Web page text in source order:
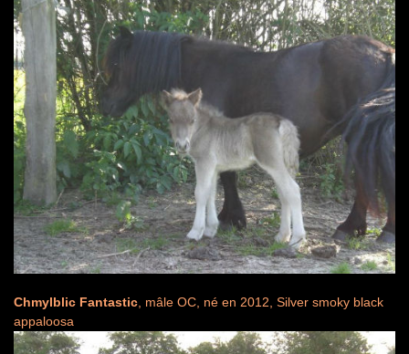
Chmylblic Fantastic , mâle OC, né en 2012, Silver smoky black
appaloosa